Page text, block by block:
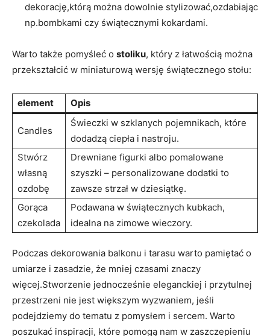
dekorację,którą można dowolnie stylizować,ozdabiając
np.bombkami czy świątecznymi kokardami.
Warto także pomyśleć o stoliku, który z łatwością można
przekształcić w miniaturową wersję świątecznego stołu:
element Opis
Candles
Świeczki w szklanych pojemnikach, które
dodadzą ciepła i nastroju.
Stwórz
własną
ozdobę
Drewniane figurki albo pomalowane
szyszki – personalizowane dodatki to
zawsze strzał w dziesiątkę.
Gorąca
czekolada
Podawana w świątecznych kubkach,
idealna na zimowe wieczory.
Podczas dekorowania balkonu i tarasu warto pamiętać o
umiarze i zasadzie, że mniej czasami znaczy
więcej.Stworzenie jednocześnie eleganckiej i przytulnej
przestrzeni nie jest większym wyzwaniem, jeśli
podejdziemy do tematu z pomysłem i sercem. Warto
poszukać inspiracji, które pomogą nam w zaszczepieniu